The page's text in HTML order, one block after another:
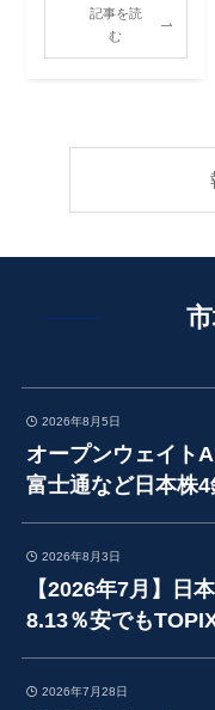
記事を読
む
2026年8月5日
オープンウェイト
富士通など日本株
2026年8月3日
【2026年7月】日
8.13％安でも
2026年7月28日